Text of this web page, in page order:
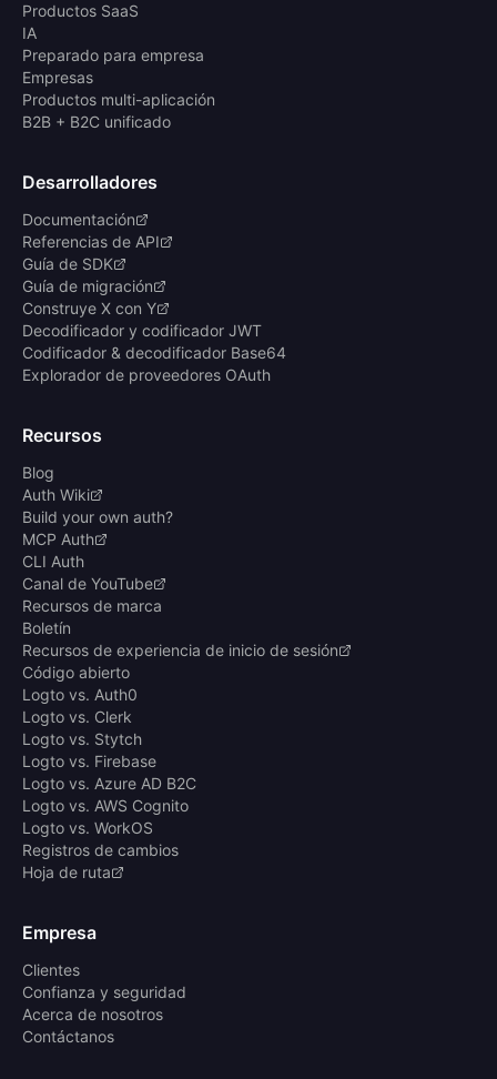
Productos SaaS
IA
Preparado para empresa
Empresas
Productos multi-aplicación
B2B + B2C unificado
Desarrolladores
Documentación
Referencias de API
Guía de SDK
Guía de migración
Construye X con Y
Decodificador y codificador JWT
Codificador & decodificador Base64
Explorador de proveedores OAuth
Recursos
Blog
Auth Wiki
Build your own auth?
MCP Auth
CLI Auth
Canal de YouTube
Recursos de marca
Boletín
Recursos de experiencia de inicio de sesión
Código abierto
Logto vs. Auth0
Logto vs. Clerk
Logto vs. Stytch
Logto vs. Firebase
Logto vs. Azure AD B2C
Logto vs. AWS Cognito
Logto vs. WorkOS
Registros de cambios
Hoja de ruta
Empresa
Clientes
Confianza y seguridad
Acerca de nosotros
Contáctanos